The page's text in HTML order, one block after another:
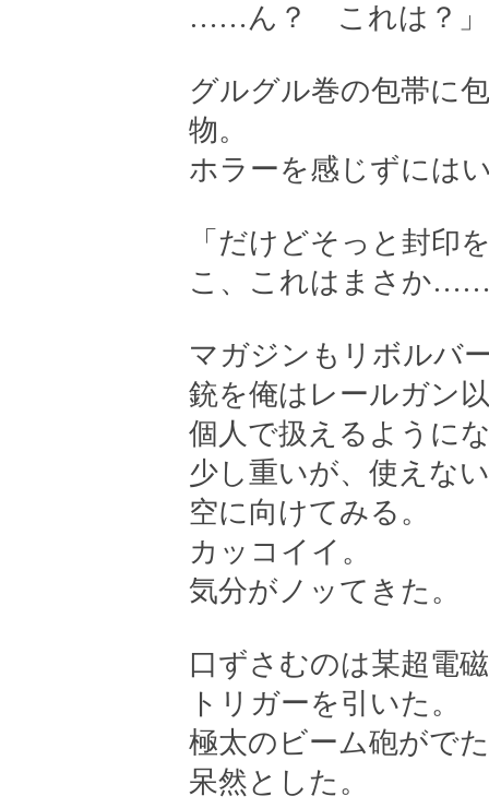
……ん？ これは？」
グルグル巻の包帯に
物。
ホラーを感じずには
「だけどそっと封
こ、これはまさか
マガジンもリボルバ
銃を俺はレールガン
個人で扱えるように
少し重いが、使えな
空に向けてみる。
カッコイイ。
気分がノッてきた。
口ずさむのは某超電
トリガーを引いた。
極太のビーム砲がで
呆然とした。